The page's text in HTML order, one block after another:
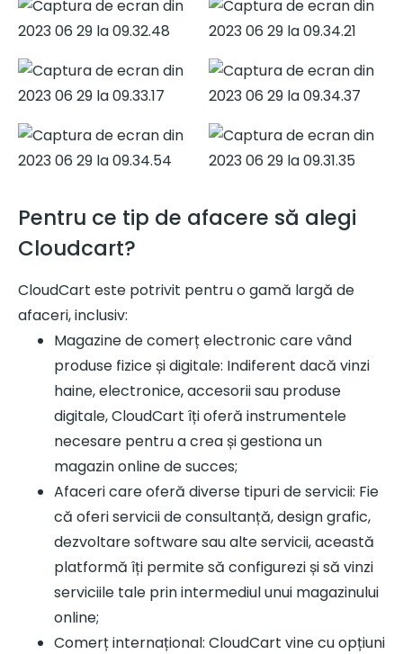
Pentru ce tip de afacere să alegi
Cloudcart?
CloudCart este potrivit pentru o gamă largă de
afaceri, inclusiv:
Magazine de comerț electronic care vând
produse fizice și digitale: Indiferent dacă vinzi
haine, electronice, accesorii sau produse
digitale, CloudCart îți oferă instrumentele
necesare pentru a crea și gestiona un
magazin online de succes;
Afaceri care oferă diverse tipuri de servicii: Fie
că oferi servicii de consultanță, design grafic,
dezvoltare software sau alte servicii, această
platformă îți permite să configurezi și să vinzi
serviciile tale prin intermediul unui magazinului
online;
Comerț internațional: CloudCart vine cu opțiuni